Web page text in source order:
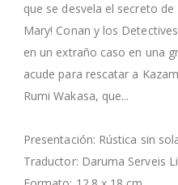
que se desvela el secreto
Mary! Conan y los
en un extraño caso en una
acude para rescatar a
Rumi Wakasa, que...
Presentación: Rústica sin
Traductor: Daruma Serveis